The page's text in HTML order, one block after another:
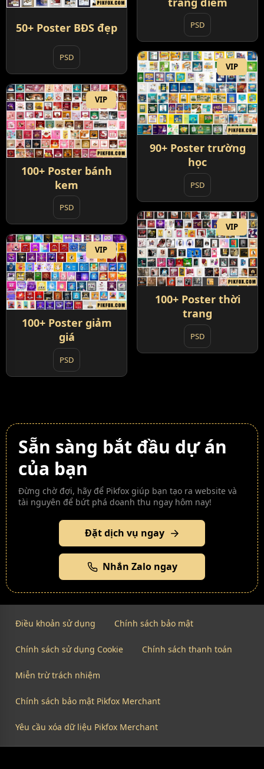
PSD
50+ Poster BĐS đẹp
PSD
VIP
90+ Poster trường
học
PSD
VIP
100+ Poster bánh
kem
PSD
VIP
100+ Poster thời
trang
PSD
VIP
100+ Poster giảm
giá
PSD
Sẵn sàng bắt đầu dự án
của bạn
Đừng chờ đợi, hãy để Pikfox giúp bạn tạo ra website và
tài nguyên để bứt phá doanh thu ngay hôm nay!
Đặt dịch vụ ngay
Nhắn Zalo ngay
Điều khoản sử dụng Chính sách bảo mật
Chính sách sử dụng Cookie Chính sách thanh toán
Miễn trừ trách nhiệm
Chính sách bảo mật Pikfox Merchant
Yêu cầu xóa dữ liệu Pikfox Merchant